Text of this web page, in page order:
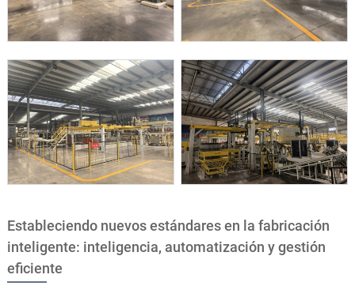
Estableciendo nuevos estándares en la fabricación
inteligente: inteligencia, automatización y gestión
eficiente